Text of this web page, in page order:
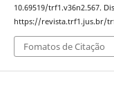
10.69519/trf1.v36n2.567.
https://revista.trf1.jus.br/
Fomatos de Citação